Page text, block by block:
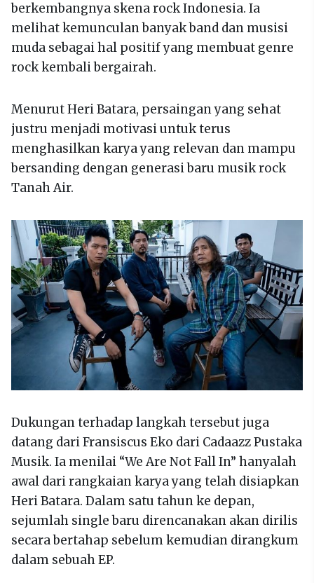
berkembangnya skena rock Indonesia. Ia
melihat kemunculan banyak band dan musisi
muda sebagai hal positif yang membuat genre
rock kembali bergairah.
Menurut Heri Batara, persaingan yang sehat
justru menjadi motivasi untuk terus
menghasilkan karya yang relevan dan mampu
bersanding dengan generasi baru musik rock
Tanah Air.
Dukungan terhadap langkah tersebut juga
datang dari Fransiscus Eko dari Cadaazz Pustaka
Musik. Ia menilai “We Are Not Fall In” hanyalah
awal dari rangkaian karya yang telah disiapkan
Heri Batara. Dalam satu tahun ke depan,
sejumlah single baru direncanakan akan dirilis
secara bertahap sebelum kemudian dirangkum
dalam sebuah EP.